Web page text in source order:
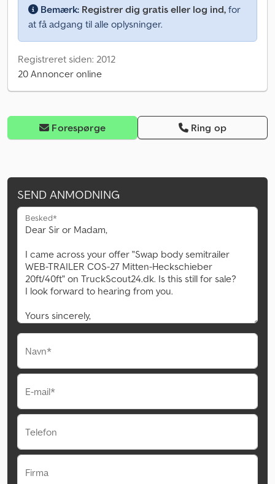
Bemærk: Registrer dig gratis eller log ind, for
at få adgang til alle oplysninger.
Registreret siden: 2012
20 Annoncer online
Forespørge Ring op
SEND ANMODNING
Besked*
Navn*
E-mail*
Telefon
Firma